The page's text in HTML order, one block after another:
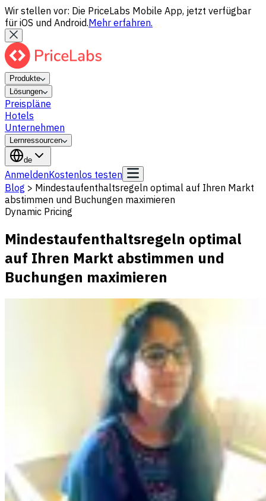
Wir stellen vor: Die PriceLabs Mobile App, jetzt verfügbar
für iOS und Android.Mehr erfahren.
Produkte
Lösungen
Preispläne
Hotels
Unternehmen
Lernressourcen
de
AnmeldenKostenlos testen
Blog > Mindestaufenthaltsregeln optimal auf Ihren Markt
abstimmen und Buchungen maximieren
Dynamic Pricing
Mindestaufenthaltsregeln optimal
auf Ihren Markt abstimmen und
Buchungen maximieren